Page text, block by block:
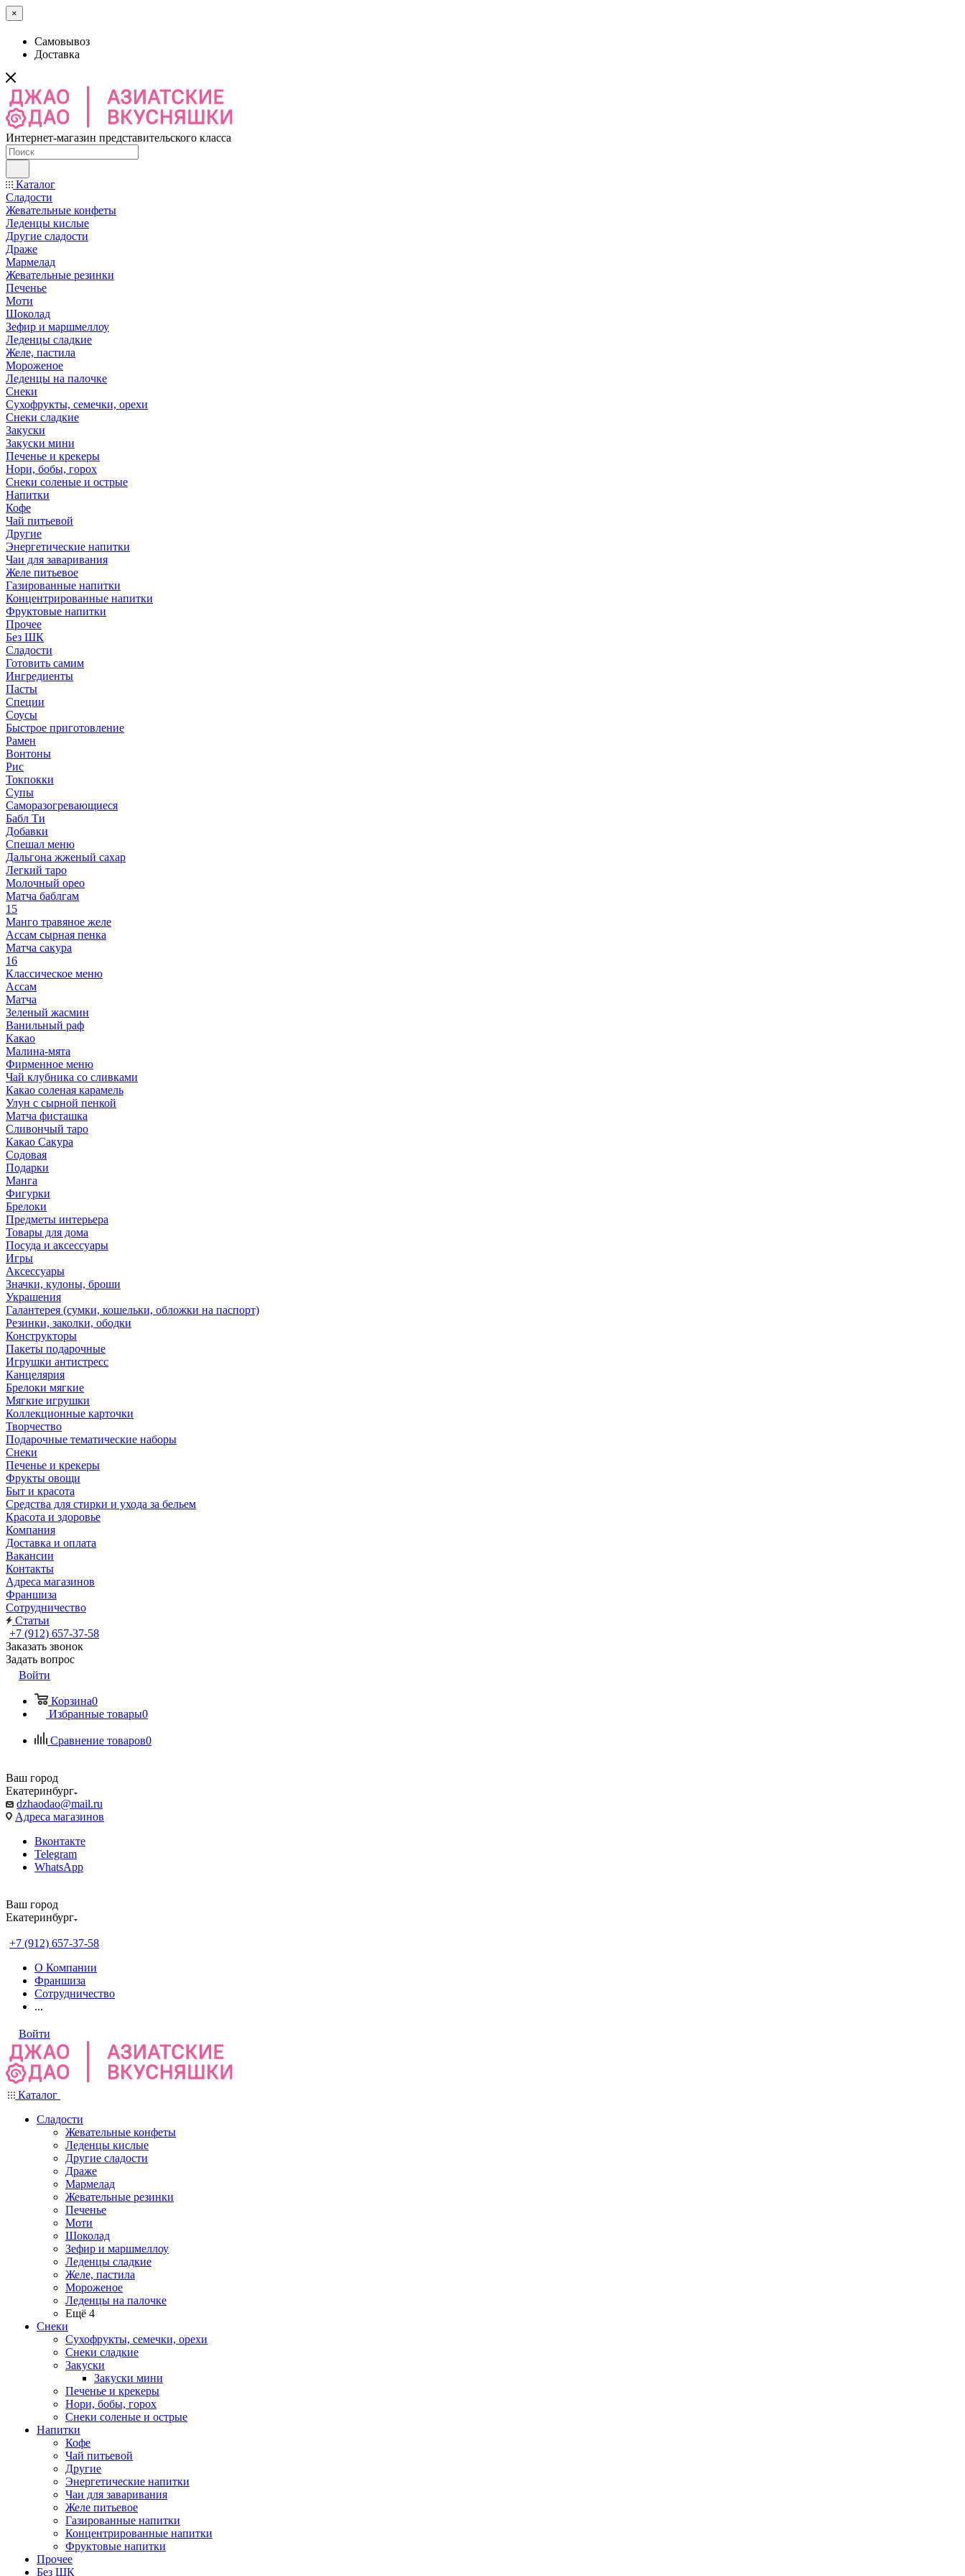
×
Самовывоз
Доставка
Интернет-магазин представительского класса
Каталог
Сладости
Жевательные конфеты
Леденцы кислые
Другие сладости
Драже
Мармелад
Жевательные резинки
Печенье
Моти
Шоколад
Зефир и маршмеллоу
Леденцы сладкие
Желе, пастила
Мороженое
Леденцы на палочке
Снеки
Сухофрукты, семечки, орехи
Снеки сладкие
Закуски
Закуски мини
Печенье и крекеры
Нори, бобы, горох
Снеки соленые и острые
Напитки
Кофе
Чай питьевой
Другие
Энергетические напитки
Чаи для заваривания
Желе питьевое
Газированные напитки
Концентрированные напитки
Фруктовые напитки
Прочее
Без ШК
Сладости
Готовить самим
Ингредиенты
Пасты
Специи
Соусы
Быстрое приготовление
Рамен
Вонтоны
Рис
Токпокки
Супы
Саморазогревающиеся
Бабл Ти
Добавки
Спешал меню
Дальгона жженый сахар
Легкий таро
Молочный орео
Матча баблгам
15
Манго травяное желе
Ассам сырная пенка
Матча сакура
16
Классическое меню
Ассам
Матча
Зеленый жасмин
Ванильный раф
Какао
Малина-мята
Фирменное меню
Чай клубника со сливками
Какао соленая карамель
Улун с сырной пенкой
Матча фисташка
Сливончый таро
Какао Сакура
Содовая
Подарки
Манга
Фигурки
Брелоки
Предметы интерьера
Товары для дома
Посуда и аксессуары
Игры
Аксессуары
Значки, кулоны, броши
Украшения
Галантерея (сумки, кошельки, обложки на паспорт)
Резинки, заколки, ободки
Конструкторы
Пакеты подарочные
Игрушки антистресс
Канцелярия
Брелоки мягкие
Мягкие игрушки
Коллекционные карточки
Творчество
Подарочные тематические наборы
Снеки
Печенье и крекеры
Фрукты овощи
Быт и красота
Средства для стирки и ухода за бельем
Красота и здоровье
Компания
Доставка и оплата
Вакансии
Контакты
Адреса магазинов
Франшиза
Сотрудничество
Статьи
+7 (912) 657-37-58
Заказать звонок
Задать вопрос
Войти
Корзина0
Избранные товары0
Сравнение товаров0
Ваш город
Екатеринбург
dzhaodao@mail.ru
Адреса магазинов
Вконтакте
Telegram
WhatsApp
Ваш город
Екатеринбург
+7 (912) 657-37-58
О Компании
Франшиза
Сотрудничество
...
Войти
Каталог
Сладости
Жевательные конфеты
Леденцы кислые
Другие сладости
Драже
Мармелад
Жевательные резинки
Печенье
Моти
Шоколад
Зефир и маршмеллоу
Леденцы сладкие
Желе, пастила
Мороженое
Леденцы на палочке
Ещё 4
Снеки
Сухофрукты, семечки, орехи
Снеки сладкие
Закуски
Закуски мини
Печенье и крекеры
Нори, бобы, горох
Снеки соленые и острые
Напитки
Кофе
Чай питьевой
Другие
Энергетические напитки
Чаи для заваривания
Желе питьевое
Газированные напитки
Концентрированные напитки
Фруктовые напитки
Прочее
Без ШК